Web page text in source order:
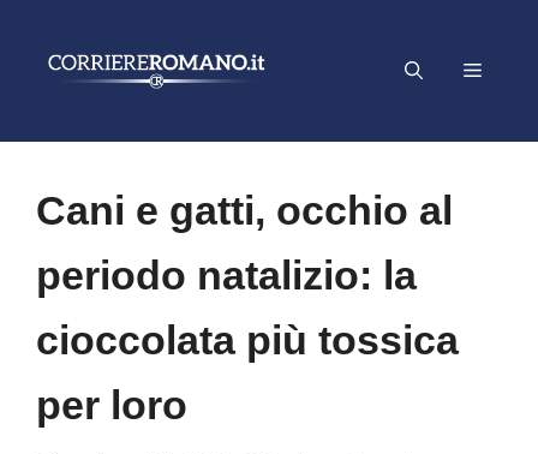
Menu
Cani e gatti, occhio al
periodo natalizio: la
cioccolata più tossica
per loro